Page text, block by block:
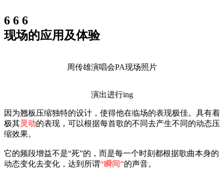
6 6 6
现场的应用及体验
周传雄演唱会PA现场照片
演出进行ing
因为翘板压缩独特的设计，使得他在临场的表现极佳。具有着
极其灵动的表现，可以根据每首歌的不同去产生不同的动态压
缩效果。
它的频段增益不是“死”的，而是每一个时刻都根据歌曲本身的
动态变化去变化，达到所谓“瞬间”的声音。